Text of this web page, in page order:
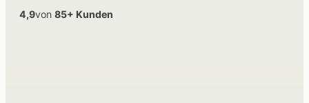
4,9von 85+ Kunden